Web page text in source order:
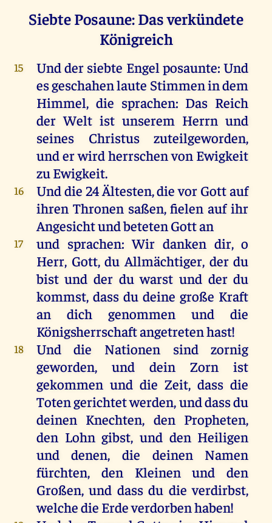
Siebte Posaune: Das verkündete
Königreich
15 Undder siebte Engel posaunte:Und
esgeschahenlaute Stimmenindem
Himmel, die sprachen: Das Reich
der Welt ist unserem Herrn und
seines
Christuszuteilgeworden,
underwirdherrschenvon Ewigkeit
zuEwigkeit.
16 Unddie 24Ältesten,die vor Gottauf
ihrenThronen saßen,fielen auf ihr
AngesichtundbetetenGottan
17 und sprachen:Wir danken dir,o
Herr, Gott,du Allmächtiger, der du
bist und der du warst und der du
kommst, dass du deine große Kraft
an
dich genommen und
die
Königsherrschaft angetretenhast!
18 Und die Nationen sind
zornig
geworden, und dein Zorn
ist
gekommen und die Zeit, dassdie
Totengerichtetwerden,unddassdu
deinen Knechten, den Propheten,
den Lohn gibst, und den Heiligen
und
denen, die deinen
Namen
fürchten, den Kleinen und
den
Großen,und dassdu die verdirbst,
welchedie Erdeverdorbenhaben!